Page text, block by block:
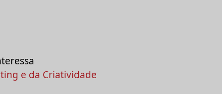
e da Criatividade